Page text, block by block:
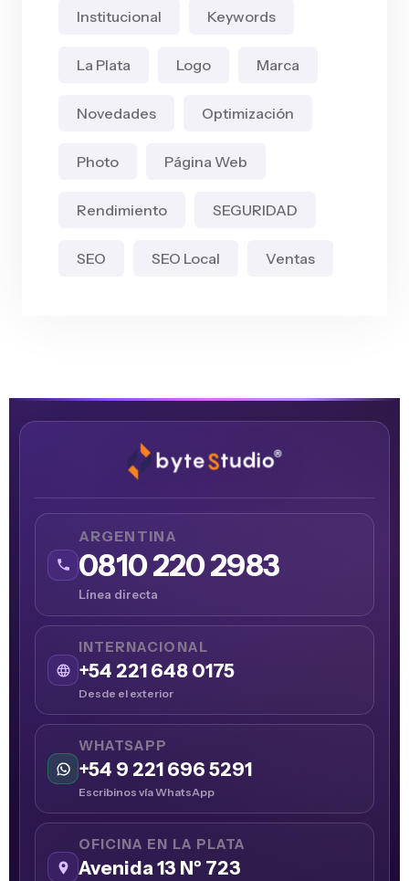
Institucional Keywords
La Plata Logo Marca
Novedades Optimización
Photo Página Web
Rendimiento SEGURIDAD
SEO SEO Local Ventas
ARGENTINA
0810 220 2983
Línea directa
INTERNACIONAL
+54 221 648 0175
Desde el exterior
WHATSAPP
+54 9 221 696 5291
Escribinos vía WhatsApp
OFICINA EN LA PLATA
Avenida 13 Nº 723